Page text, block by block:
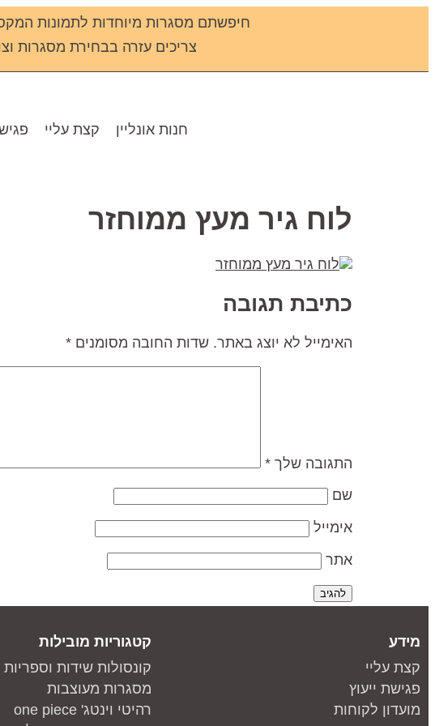
חיפשתם מסגרות מיוחדות לתמונות
צריכים עזרה בבחירת מסגרות
חנות אונליין קצת עליי
לוח גיר מעץ ממוחזר
כתיבת תגובה
האימייל לא יוצג באתר. שדות החובה מסומנים *
התגובה שלך *
שם
אימייל
אתר
מידע
קצת עליי
פגישת ייעוץ
מועדון לקוחות
קטגוריות מובילות
קונסולות שידות וספריות
מסגרות מעוצבות
רהיטי וינטג' one piece